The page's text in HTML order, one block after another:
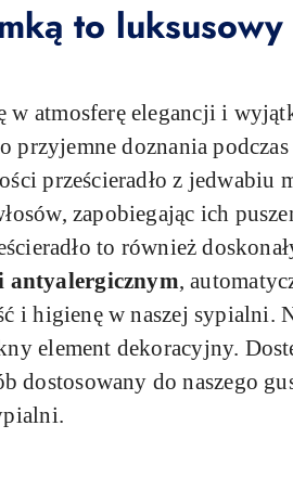
to
w atmosferę elegancji i
doznania
prześcieradło z jedwabiu
zapobiegając ich
to również
antyalergicznym,
i higienę w naszej sypialni.
element dekoracyjny.
dostosowany do naszego